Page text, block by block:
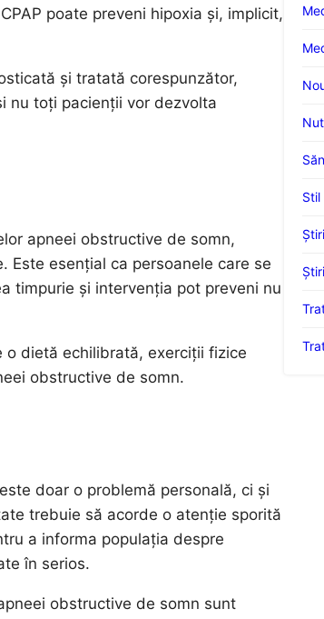
poate preveni hipoxia și, implicit,
și tratată corespunzător,
nu toți pacienții vor dezvolta
apneei obstructive de somn,
esențial ca persoanele care se
timpurie și intervenția pot preveni nu
dietă echilibrată, exerciții fizice
obstructive de somn.
doar o problemă personală, ci și
trebuie să acorde o atenție sporită
a informa populația despre
în serios.
obstructive de somn sunt